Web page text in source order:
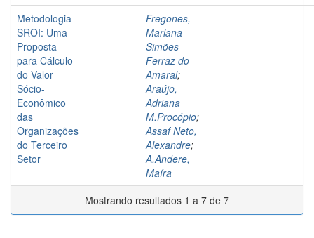
Metodologia
SROI: Uma
Proposta
para Cálculo
do Valor
Sócio-
Econômico
das
Organizações
do Terceiro
Setor
-
Fregones,
Mariana
Simões
Ferraz do
Amaral;
Araújo,
Adriana
M.Procópio;
Assaf Neto,
Alexandre;
A.Andere,
Maíra
- -
Mostrando resultados 1 a 7 de 7